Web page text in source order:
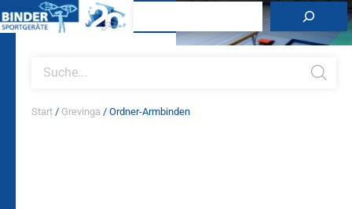
Inhalt
search
Start / Grevinga / Ordner-Armbinden